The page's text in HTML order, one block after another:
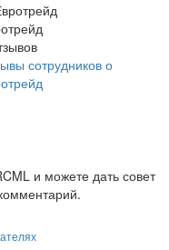
сотрудников о
и можете дать совет